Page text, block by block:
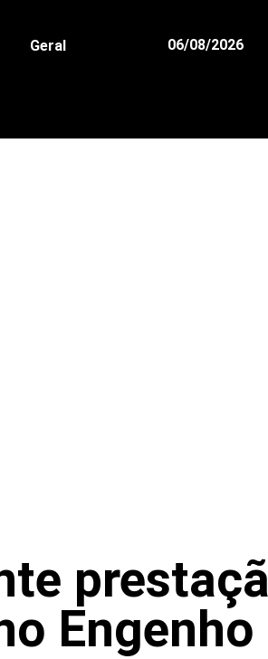
Geral 06/08/2026
Engenho